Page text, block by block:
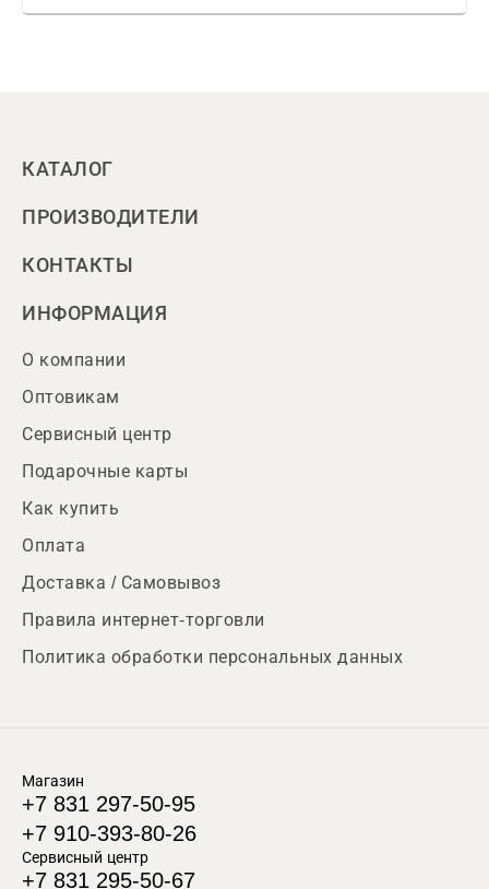
КАТАЛОГ
ПРОИЗВОДИТЕЛИ
КОНТАКТЫ
ИНФОРМАЦИЯ
О компании
Оптовикам
Сервисный центр
Подарочные карты
Как купить
Оплата
Доставка / Самовывоз
Правила интернет-торговли
Политика обработки персональных данных
Магазин
+7 831 297-50-95
+7 910-393-80-26
Сервисный центр
+7 831 295-50-67